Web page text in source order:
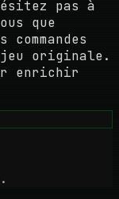
pas à
que
originale.
enrichir